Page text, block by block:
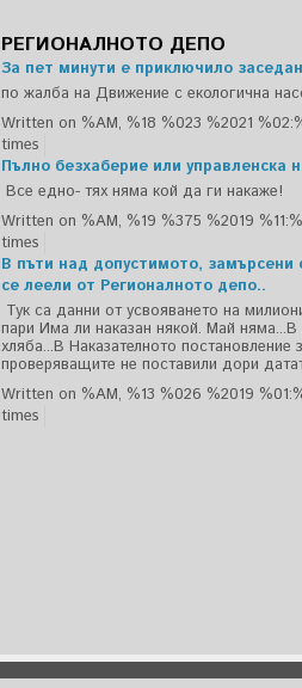
РЕГИОНАЛНОТО ДЕПО
За пет минути е приключило
по жалба на Движение с екологична
Written on %AM, %18 %023 %2021
times
Пълно безхаберие или управленска
Все едно- тях няма кой да ги накаже!
Written on %AM, %19 %375 %2019
times
В пъти над допустимото,
се леели от Регионалното депо..
Тук са данни от усвояването на
пари Има ли наказан някой. Май
хляба...В Наказателното постановление
проверяващите не поставили дори
Written on %AM, %13 %026 %2019
times